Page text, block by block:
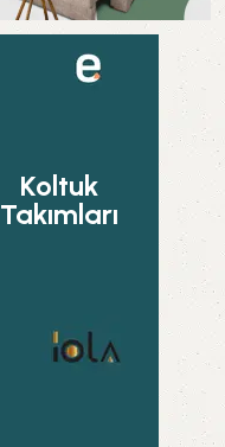
Koltuk
Takımları